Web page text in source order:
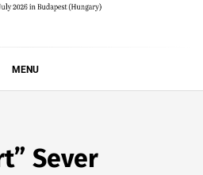
MENU
Sever